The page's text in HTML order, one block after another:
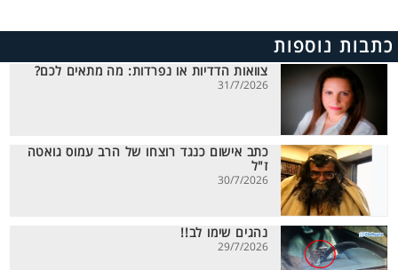
כתבות נוספות
צוואות הדדיות או נפרדות: מה מתאים לכם?
31/7/2026
כתב אישום כנגד רוצחו של הרב עמוס גואטה
ז"ל
30/7/2026
נהגים שימו לב!!
29/7/2026